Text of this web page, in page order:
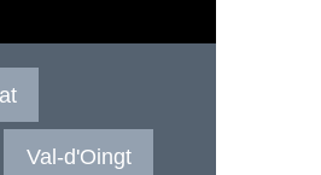
Val-d'Oingt